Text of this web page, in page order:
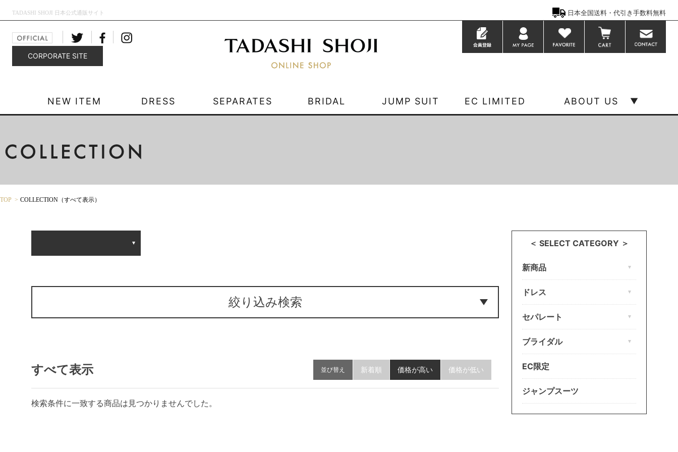
TADASHI SHOJI 日本公式通販サイト 日本全国送料・代引き手数料無料
CORPORATE SITE
NEW ITEM DRESS SEPARATES BRIDAL JUMP SUIT EC LIMITED ABOUT US ▼
TOP COLLECTION（すべて表示）
絞り込み検索
すべて表示 並び替え 新着順 価格が高い 価格が低い
検索条件に一致する商品は見つかりませんでした。
＜ SELECT CATEGORY ＞
新商品
ドレス
セパレート
ブライダル
EC限定
ジャンプスーツ